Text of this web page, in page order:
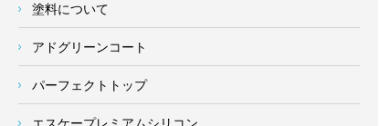
塗料について
アドグリーンコート
パーフェクトトップ